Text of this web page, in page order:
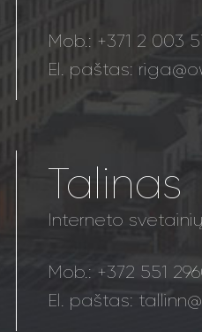
Mob.: +371 2 003
El. paštas:
Talinas
Interneto
Mob.: +372 551
El. paštas: